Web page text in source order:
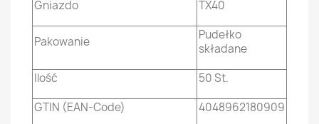
Gniazdo TX40
Pakowanie
Pudełko
składane
Ilość
50 St.
GTIN (EAN-Code)
4048962180909